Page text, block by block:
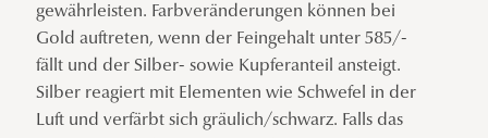
gewährleisten. Farbveränderungen können bei
Gold auftreten, wenn der Feingehalt unter 585/-
fällt und der Silber- sowie Kupferanteil ansteigt.
Silber reagiert mit Elementen wie Schwefel in der
Luft und verfärbt sich gräulich/schwarz. Falls das